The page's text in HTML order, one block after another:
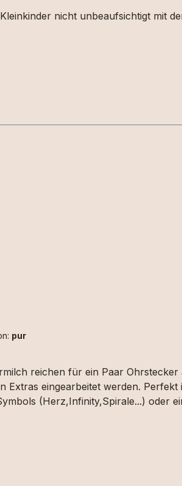
nicht unbeaufsichtigt mit
pur
reichen für ein Paar
eingearbeitet werden.
(Herz,Infinity,Spirale...)